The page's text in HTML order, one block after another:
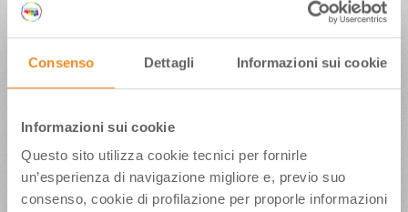
Consenso Dettagli Informazioni sui cookie
Informazioni sui cookie
Questo sito utilizza cookie tecnici per fornirle
un’esperienza di navigazione migliore e, previo suo
consenso, cookie di profilazione per proporle informazioni
Tg3: Campigna e Parco delle
cavallo, con le ciaspole e su gli sci